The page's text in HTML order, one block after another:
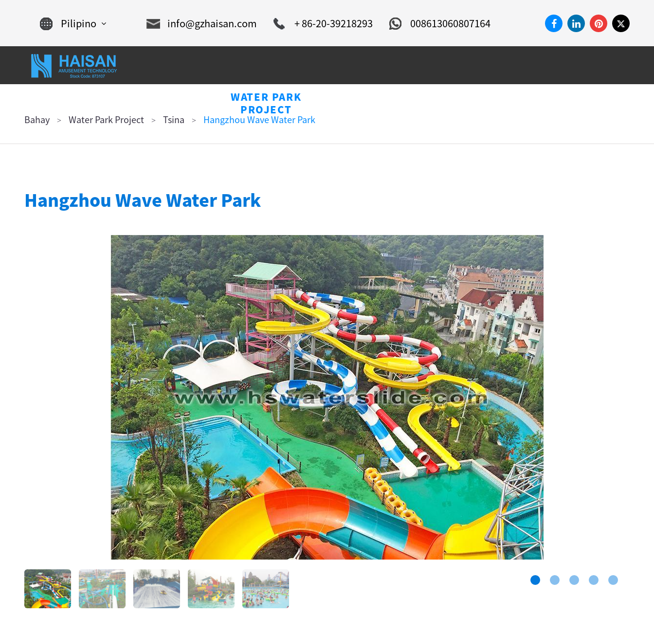
Pilipino
Chinese
Español
info@gzhaisan.com + 86-20-39218293 008613060807164
WATER PARK
PROJECT
Bahay Water Park Project Tsina Hangzhou Wave Water Park
Hangzhou Wave Water Park